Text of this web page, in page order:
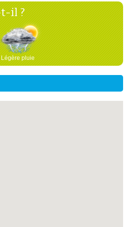
il ?
Légère pluie